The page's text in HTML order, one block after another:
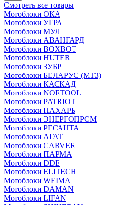
Смотреть все товары
Мотоблоки ОКА
Мотоблоки УГРА
Мотоблоки МУЛ
Мотоблоки АВАНГАРД
Мотоблоки BOXBOT
Мотоблоки HUTER
Мотоблоки ЗУБР
Мотоблоки БЕЛАРУС (МТЗ)
Мотоблоки КАСКАД
Мотоблоки NORTOOL
Мотоблоки PATRIOT
Мотоблоки ПАХАРЬ
Мотоблоки ЭНЕРГОПРОМ
Мотоблоки РЕСАНТА
Мотоблоки АГАТ
Мотоблоки CARVER
Мотоблоки ПАРМА
Мотоблоки DDE
Мотоблоки ELITECH
Мотоблоки WEIMA
Мотоблоки DAMAN
Мотоблоки LIFAN